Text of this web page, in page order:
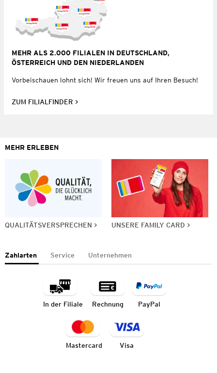
MEHR ALS 2.000 FILIALEN IN DEUTSCHLAND,
ÖSTERREICH UND DEN NIEDERLANDEN
Vorbeischauen lohnt sich! Wir freuen uns auf Ihren Besuch!
ZUM FILIALFINDER
MEHR ERLEBEN
QUALITÄTSVERSPRECHEN UNSERE FAMILY CARD
Zahlarten Service Unternehmen
In der Filiale Rechnung PayPal
Mastercard Visa